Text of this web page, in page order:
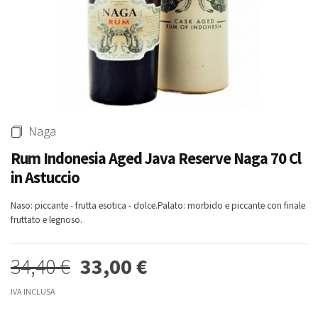
Acqua Tonica Ginger Ale
Fentimans 200 Ml
1,90 €
Madeira Full Rich 3 Anni
-3%
Rum Ron Venezuela Anejo
Carupano 70 Cl
38,50 € 37,00 €
-4%
Whisky Blended Japanese Ume
Naga
Rum Indonesia Aged Java Reserve Naga 70 Cl
in Astuccio
Naso: piccante - frutta esotica - dolce.Palato: morbido e piccante con finale
fruttato e legnoso.
34,40 € 33,00 €
IVA INCLUSA
Whisky & Whiskey